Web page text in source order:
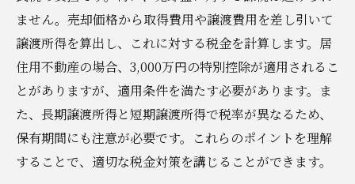
ません。売却価格から取得費用や譲渡費用を差し引いて
譲渡所得を算出し、これに対する税金を計算します。居
住用不動産の場合、3,000万円の特別控除が適用されるこ
とがありますが、適用条件を満たす必要があります。ま
た、長期譲渡所得と短期譲渡所得で税率が異なるため、
保有期間にも注意が必要です。これらのポイントを理解
することで、適切な税金対策を講じることができます。